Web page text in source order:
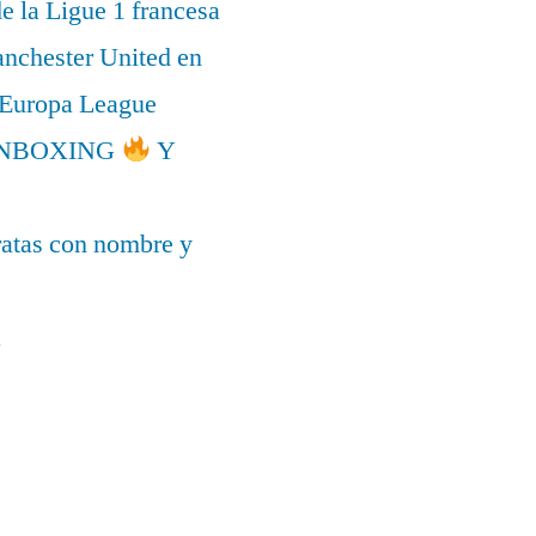
la Ligue 1 francesa
United en
League
Y
con nombre y